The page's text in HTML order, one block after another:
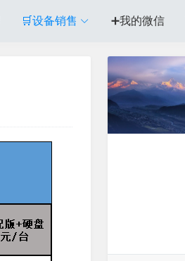
🛒设备销售 ➕我的微信